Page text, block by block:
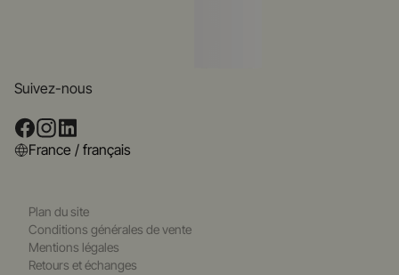
Suivez-nous
France / français
Plan du site
Conditions générales de vente
Mentions légales
Retours et échanges